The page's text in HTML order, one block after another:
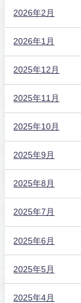
2026年2月
2026年1月
2025年12月
2025年11月
2025年10月
2025年9月
2025年8月
2025年7月
2025年6月
2025年5月
2025年4月